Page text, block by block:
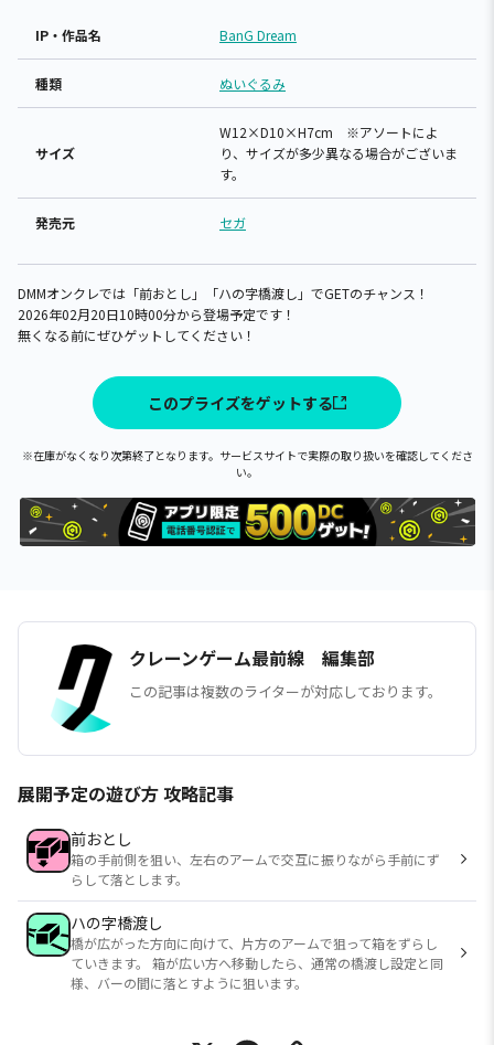
IP・作品名 BanG Dream
種類 ぬいぐるみ
サイズ
W12×D10×H7cm ※アソートによ
り、サイズが多少異なる場合がございま
す。
発売元 セガ
DMMオンクレでは「前おとし」「ハの字橋渡し」でGETのチャンス！
2026年02月20日10時00分から登場予定です！
無くなる前にぜひゲットしてください！
このプライズをゲットする
※在庫がなくなり次第終了となります。サービスサイトで実際の取り扱いを確認してくださ
い。
クレーンゲーム最前線 編集部
この記事は複数のライターが対応しております。
展開予定の遊び方 攻略記事
前おとし
箱の手前側を狙い、左右のアームで交互に振りながら手前にず
らして落とします。
ハの字橋渡し
橋が広がった方向に向けて、片方のアームで狙って箱をずらし
ていきます。 箱が広い方へ移動したら、通常の橋渡し設定と同
様、バーの間に落とすように狙います。